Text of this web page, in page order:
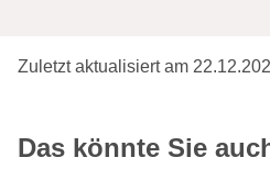
Zuletzt aktualisiert am
Das könnte Sie
übersehenes
finalen Autowert berechnen